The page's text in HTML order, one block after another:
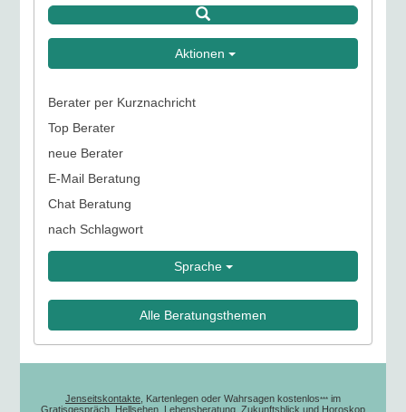
Aktionen
Berater per Kurznachricht
Top Berater
neue Berater
E-Mail Beratung
Chat Beratung
nach Schlagwort
Sprache
Alle Beratungsthemen
Jenseitskontakte , Kartenlegen oder Wahrsagen kostenlos*** im
Gratisgespräch, Hellsehen, Lebensberatung, Zukunftsblick und Horoskop